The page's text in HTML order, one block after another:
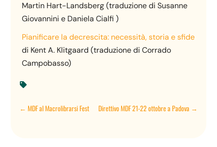
Martin Hart-Landsberg (traduzione di Susanne
Giovannini e Daniela Cialfi )
Pianificare la decrescita: necessità, storia e sfide
di Kent A. Klitgaard (traduzione di Corrado
Campobasso)

←MDF al Macrolibrarsi Fest Direttivo MDF 21-22 ottobre a Padova→